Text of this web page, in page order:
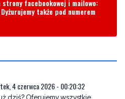
dziś? Oferujemy wszystkie
10 000 do 10 000 000 euro.
cały okres spłaty pożyczki od 1